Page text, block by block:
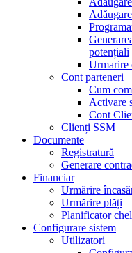
potențiali
Urmarire
Cont parteneri
Cum
Activare
Cont
Clienți SSM
Documente
Registratură
Generare
Financiar
Urmărire
Urmărire plăți
Planificator
Configurare sistem
Utilizatori